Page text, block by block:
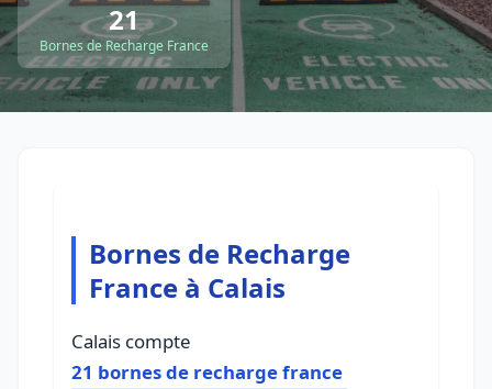
21
Bornes de Recharge France
Bornes de Recharge
France à Calais
Calais compte
21 bornes de recharge france